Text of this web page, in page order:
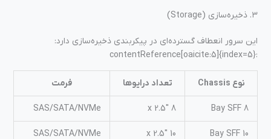
۳. ذخیره‌سازی (Storage)
این سرور انعطاف گسترده‌ای در پیکربندی ذخیره‌سازی دارد:
:contentReference[oaicite:5]{index=5}
نوع Chassis تعداد درایوها فرمت
8 Bay SFF
8 x 2.5″
SAS/SATA/NVMe
10 Bay SFF
10 x 2.5″
SAS/SATA/NVMe